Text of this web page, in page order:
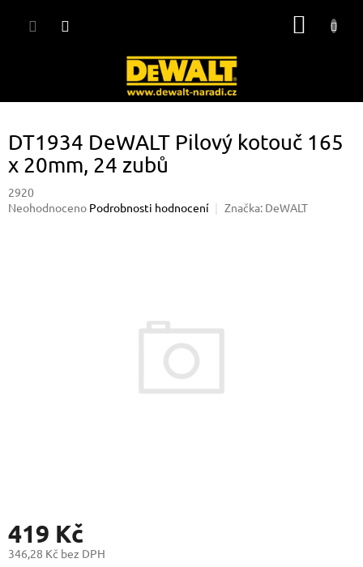
DT1934 DeWALT Pilový kotouč 165
x 20mm, 24 zubů
2920
Průměrné
Neohodnoceno Podrobnosti hodnocení Značka: DeWALT
419 Kč
346,28 Kč bez DPH